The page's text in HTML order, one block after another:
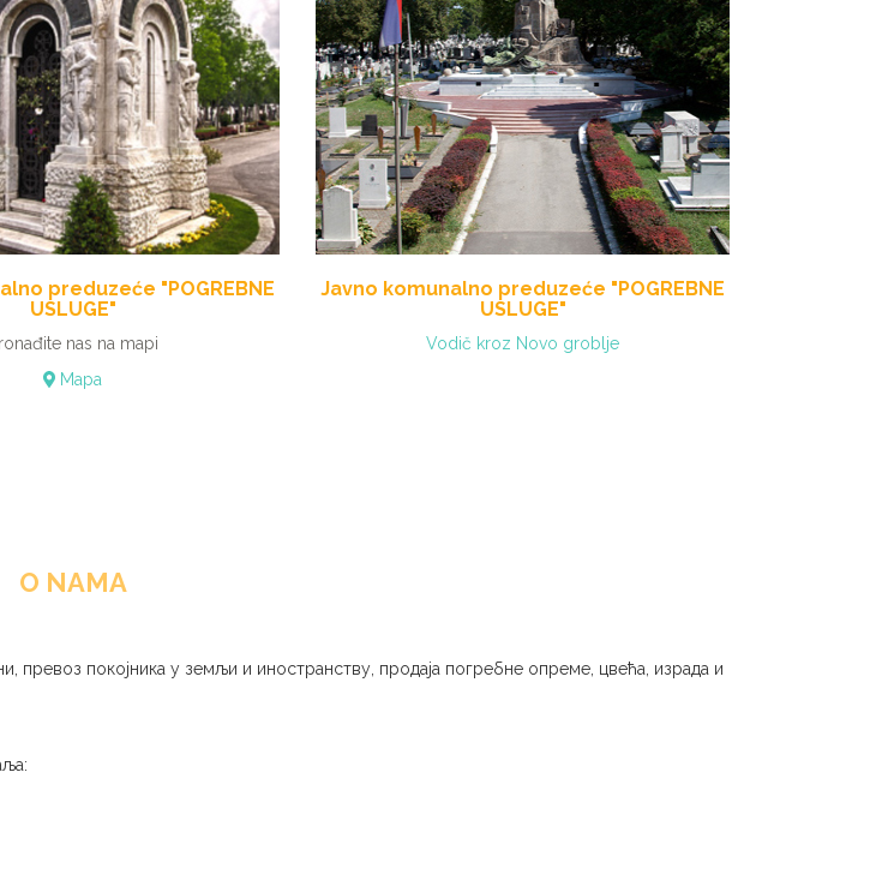
preduzeće "POGREBNE
USLUGE"
nas na mapi
Mapa
Javno komunalno preduzeće "POGREBNE
USLUGE"
Vodič kroz Novo groblje
O NAMA
превоз покојника у земљи и иностранству, продаја погребне опреме, цвећа, израда и